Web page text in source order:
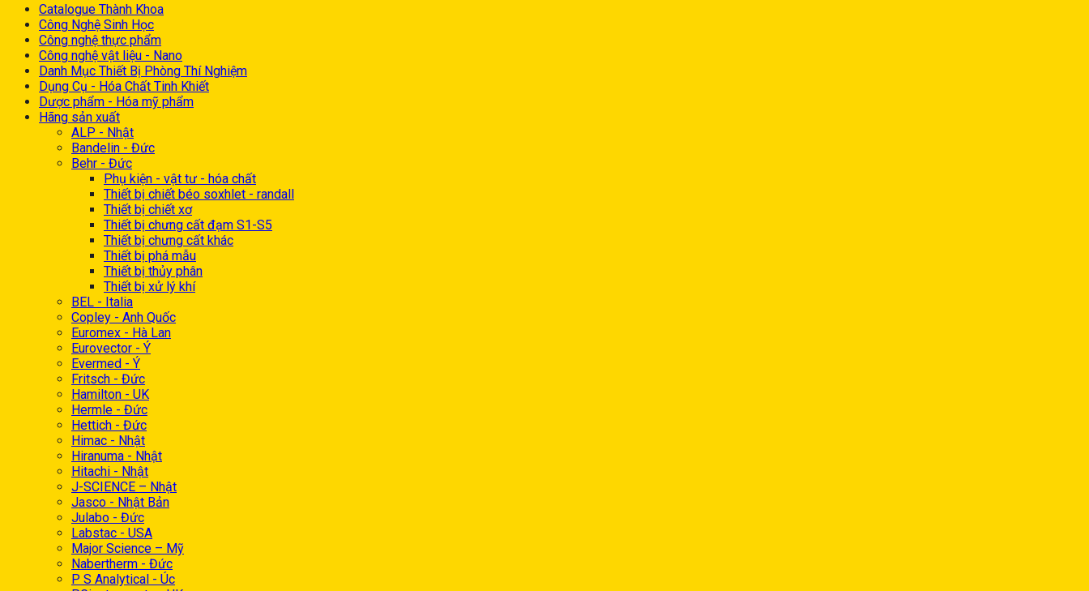
Catalogue Thành Khoa
Công Nghệ Sinh Học
Công nghệ thực phẩm
Công nghệ vật liệu - Nano
Danh Mục Thiết Bị Phòng Thí Nghiệm
Dụng Cụ - Hóa Chất Tinh Khiết
Dược phẩm - Hóa mỹ phẩm
Hãng sản xuất
ALP - Nhật
Bandelin - Đức
Behr - Đức
Phụ kiện - vật tư - hóa chất
Thiết bị chiết béo soxhlet - randall
Thiết bị chiết xơ
Thiết bị chưng cất đạm S1-S5
Thiết bị chưng cất khác
Thiết bị phá mẫu
Thiết bị thủy phân
Thiết bị xử lý khí
BEL - Italia
Copley - Anh Quốc
Euromex - Hà Lan
Eurovector - Ý
Evermed - Ý
Fritsch - Đức
Hamilton - UK
Hermle - Đức
Hettich - Đức
Himac - Nhật
Hiranuma - Nhật
Hitachi - Nhật
J-SCIENCE – Nhật
Jasco - Nhật Bản
Julabo - Đức
Labstac - USA
Major Science – Mỹ
Nabertherm - Đức
P S Analytical - Úc